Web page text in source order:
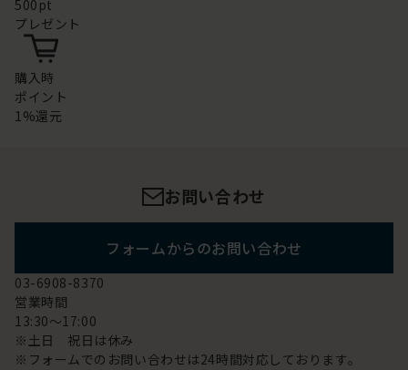
500pt
プレゼント
購入時
ポイント
1%還元
お問い合わせ
フォームからのお問い合わせ
03-6908-8370
営業時間
13:30～17:00
※土日 祝日は休み
※フォームでのお問い合わせは24時間対応しております。